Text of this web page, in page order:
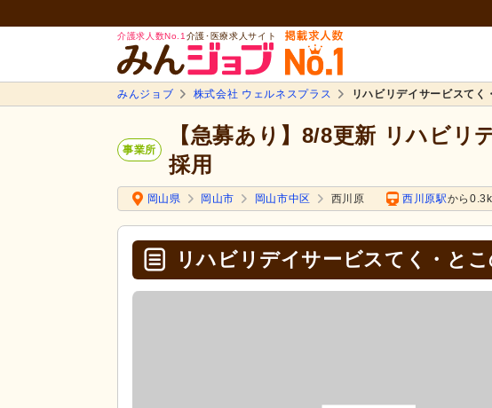
介護求人数No.1 介護･医療求人サイト
みんジョブ 株式会社 ウェルネスプラス リハビリデイサービスてく
事業所
【急募あり】8/8更新 リハビリ
採用
岡山県 岡山市 岡山市中区 西川原 西川原駅から
リハビリデイサービスてく・と